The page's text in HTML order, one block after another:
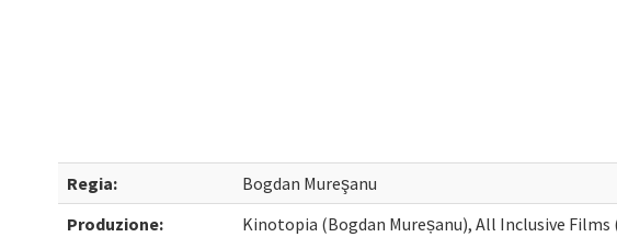
Regia:
Bogdan Mureşanu
Produzione:
Kinotopia (Bogdan Mureșanu), All Inclusive Films